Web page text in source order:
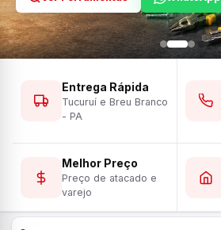
Entrega Rápida
Tucuruí e Breu Branco
- PA
Melhor Preço
Preço de atacado e
varejo